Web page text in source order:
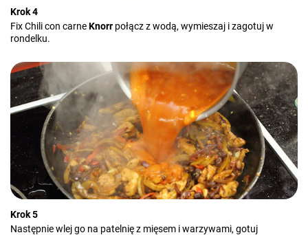
Krok 4
Fix Chili con carneKnorr połącz z wodą, wymieszaj i zagotuj w
rondelku.
Krok 5
Następnie wlej go na patelnię z mięsem i warzywami, gotuj